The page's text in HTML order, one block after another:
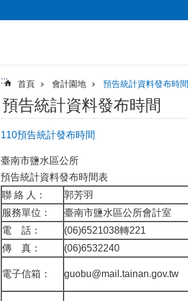
::: 首頁 會計園地 預告統計資料發布時間
預告統計資料發布時間
110預告統計發布時間
臺南市鹽水區公所
預告統計資料發布時間表
聯 絡 人：
郭芳羽
服務單位：
臺南市鹽水區公所會計室
電 話：
(06)6521038轉221
傳 真：
(06)6532240
電子信箱： guobu@mail.tainan.gov.tw